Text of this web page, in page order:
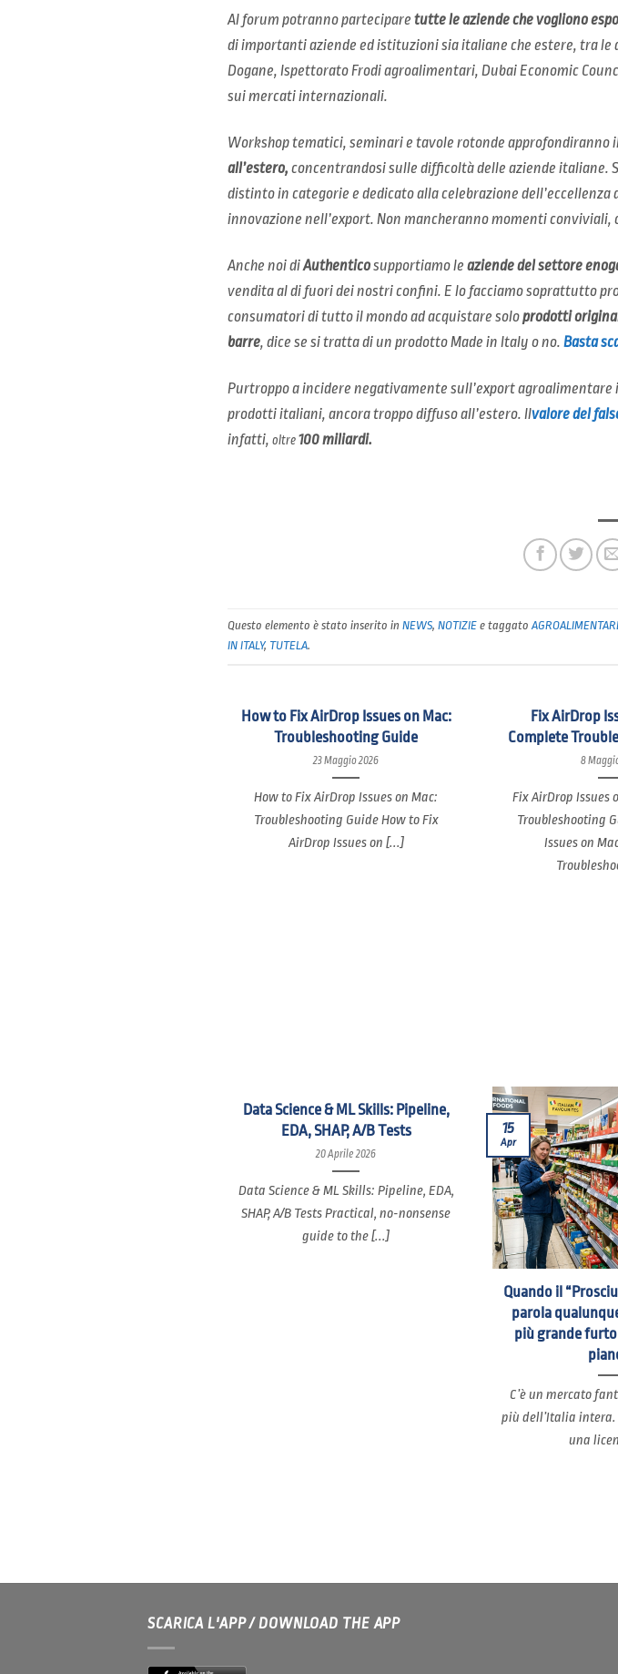
Al forum potranno partecipare tutte le aziende che vogliono
di importanti aziende ed istituzioni sia italiane che estere, tra
Dogane, Ispettorato Frodi agroalimentari, Dubai Economic
sui mercati internazionali.
Workshop tematici, seminari e tavole rotonde approfondiranno
all’estero, concentrandosi sulle difficoltà delle aziende italiane.
distinto in categorie e dedicato alla celebrazione
innovazione nell’export. Non mancheranno momenti conviviali,
Anche noi diAuthenticosupportiamo le aziende del settore
vendita al di fuori dei nostri confini. E lo facciamo soprattutto
consumatori di tutto il mondo ad acquistare soloprodotti
barre, dice se si tratta di un prodotto Made in Italy o no. Basta
Purtroppo a incidere negativamente sull’export agroalimentare
prodotti italiani, ancora troppo diffuso all’estero. Ilvalore del
infatti, oltre 100 miliardi.
Questo elemento è stato inserito in NEWS, NOTIZIEe taggato
IN ITALY, TUTELA.
How to Fix AirDrop Issues on Mac:
Troubleshooting Guide
23 Maggio 2026
How to Fix AirDrop Issues on Mac:
Troubleshooting Guide How to Fix
AirDrop Issues on [...]
Fix AirDrop
Complete
8
Fix AirDrop Issues
Troubleshooting
Issues on
Data Science & ML Skills: Pipeline,
EDA, SHAP, A/B Tests
20 Aprile 2026
Data Science & ML Skills: Pipeline, EDA,
SHAP, A/B Tests Practical, no-nonsense
guide to the [...]
Quando il
parola
più grande
C’è un mercato
più dell’Italia intera.
una
15
Apr
SCARICA L'APP / DOWNLOAD THE APP